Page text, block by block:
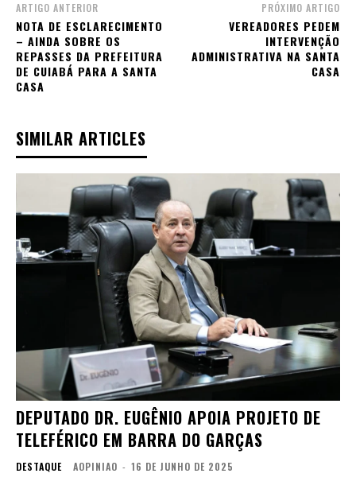
ARTIGO ANTERIOR
NOTA DE ESCLARECIMENTO
– AINDA SOBRE OS
REPASSES DA PREFEITURA
DE CUIABÁ PARA A SANTA
CASA
PRÓXIMO ARTIGO
VEREADORES PEDEM
INTERVENÇÃO
ADMINISTRATIVA NA SANTA
CASA
SIMILAR ARTICLES
DEPUTADO DR. EUGÊNIO APOIA PROJETO DE
TELEFÉRICO EM BARRA DO GARÇAS
DESTAQUE AOPINIAO - 16 DE JUNHO DE 2025